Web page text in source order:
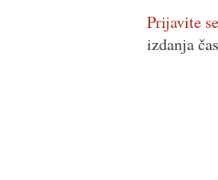
Prijavite
izdanja